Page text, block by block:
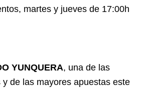
martes y jueves de 17:00h
YUNQUERA, una de las
y de las mayores apuestas este